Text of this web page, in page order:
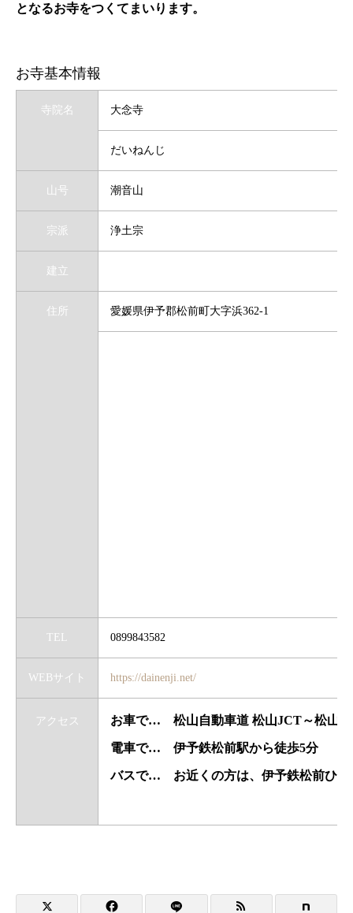
となるお寺をつくてまいります。
お寺基本情報
寺院名 大念寺
だいねんじ
山号 潮音山
宗派 浄土宗
建立
住所 愛媛県伊予郡松前町大字浜362-1
TEL 0899843582
WEBサイト https://dainenji.net/
アクセス お車で… 松山自動車道 松山JCT～松山外
電車で… 伊予鉄松前駅から徒歩5分
バスで… お近くの方は、伊予鉄松前ひま